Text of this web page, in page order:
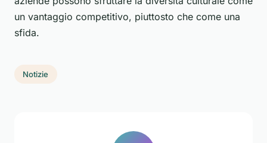
un vantaggio competitivo, piuttosto che come una
sfida.
Notizie